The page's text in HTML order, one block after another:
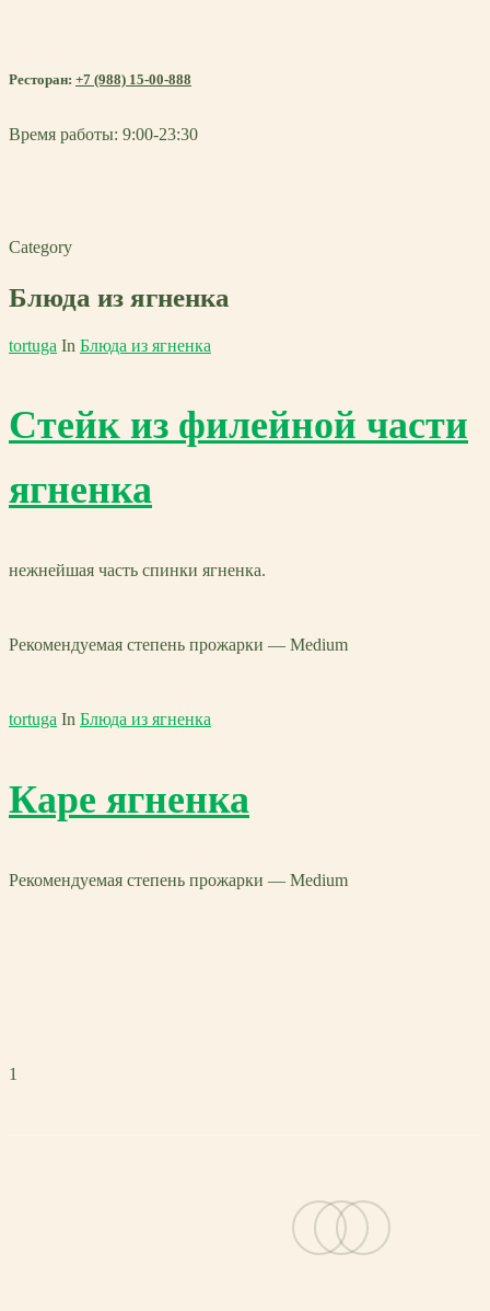
Ресторан: +7 (988) 15-00-888
Время работы: 9:00-23:30
Category
Блюда из ягненка
tortuga In Блюда из ягненка
Стейк из филейной части
ягненка
нежнейшая часть спинки ягненка.
Рекомендуемая степень прожарки — Medium
tortuga In Блюда из ягненка
Каре ягненка
Рекомендуемая степень прожарки — Medium
1
vk telegram
email